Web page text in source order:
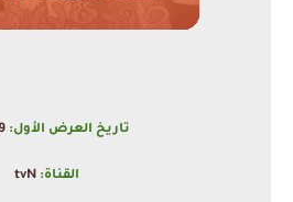
تاريخ العرض الأول:
القناة: tvN